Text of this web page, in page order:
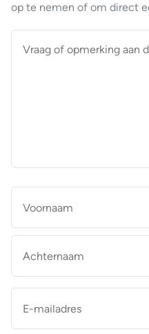
op te nemen of om direct
mailadres *